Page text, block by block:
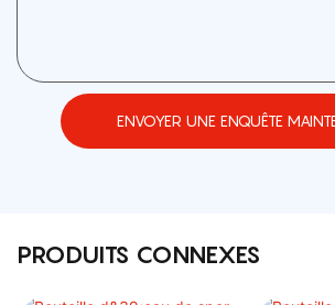
ENVOYER UNE ENQUÊTE
PRODUITS CONNEXES